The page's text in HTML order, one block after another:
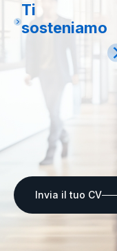
Ti
sosteniamo
Invia il tuo CV